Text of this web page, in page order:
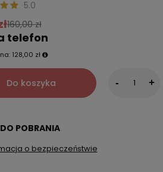
5.0
160,00 zł
telefon
128,00 zł
Do koszyka - +
DO POBRANIA
o bezpieczeństwie